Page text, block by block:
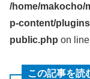
/home/makocho/
p-content/
public.php on line
この記事を読